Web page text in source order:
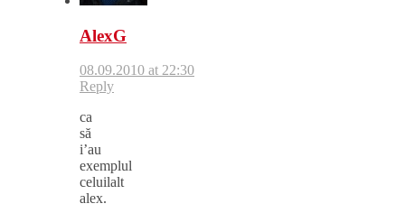
AlexG
08.09.2010 at 22:30
Reply
ca
să
i’au
exemplul
celuilalt
alex.